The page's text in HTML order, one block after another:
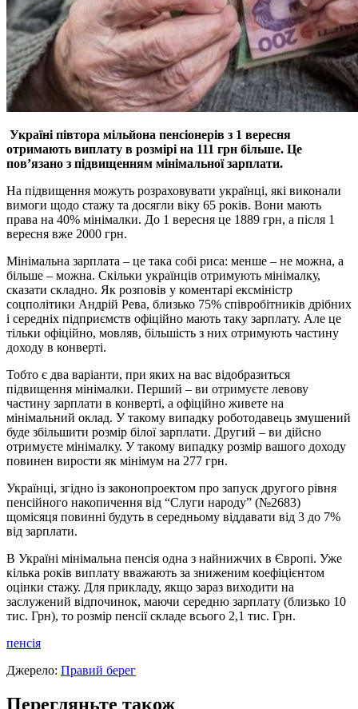
Україні півтора мільйона пенсіонерів з 1 вересня
отримають виплату в розмірі на 111 грн більше. Це
пов’язано з підвищенням мінімальної зарплати.
На підвищення можуть розраховувати українці, які виконали
вимоги щодо стажу та досягли віку 65 років. Вони мають
права на 40% мінімалки. До 1 вересня це 1889 грн, а після 1
вересня вже 2000 грн.
Мінімальна зарплата – це така собі риса: менше – не можна, а
більше – можна. Скільки українців отримують мінімалку,
сказати складно. Як розповів у коментарі ексміністр
соцполітики Андрій Рева, близько 75% співробітників дрібних
і середніх підприємств офіційно мають таку зарплату. Але це
тільки офіційно, мовляв, більшість з них отримують частину
доходу в конверті.
Тобто є два варіанти, при яких на вас відобразиться
підвищення мінімалки. Перший – ви отримуєте левову
частину зарплати в конверті, а офіційно живете на
мінімальний оклад. У такому випадку роботодавець змушений
буде збільшити розмір білої зарплати. Другий – ви дійсно
отримуєте мінімалку. У такому випадку розмір вашого доходу
повинен вирости як мінімум на 277 грн.
Українці, згідно із законопроектом про запуск другого рівня
пенсійного накопичення від “Слуги народу” (№2683)
щомісяця повинні будуть в середньому віддавати від 3 до 7%
від зарплати.
В Україні мінімальна пенсія одна з найнижчих в Європі. Уже
кілька років виплату вважають за зниженим коефіцієнтом
оцінки стажу. Для прикладу, якщо зараз виходити на
заслужений відпочинок, маючи середню зарплату (близько 10
тис. Грн), то розмір пенсії складе всього 2,1 тис. Грн.
пенсія
Джерело: Правий берег
Перегляньте також